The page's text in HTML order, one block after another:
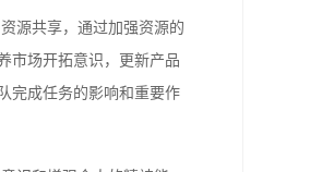
源共享，通过加强资源的
市场开拓意识，更新产品
完成任务的影响和重要作